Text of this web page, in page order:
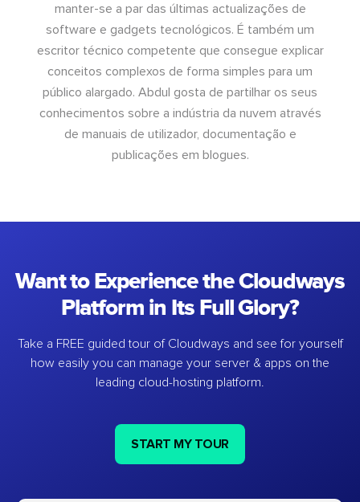
manter-se a par das últimas actualizações de
software e gadgets tecnológicos. É também um
escritor técnico competente que consegue explicar
conceitos complexos de forma simples para um
público alargado. Abdul gosta de partilhar os seus
conhecimentos sobre a indústria da nuvem através
de manuais de utilizador, documentação e
publicações em blogues.
Want to Experience the Cloudways
Platform in Its Full Glory?
Take a FREE guided tour of Cloudways and see for yourself
how easily you can manage your server & apps on the
leading cloud-hosting platform.
START MY TOUR